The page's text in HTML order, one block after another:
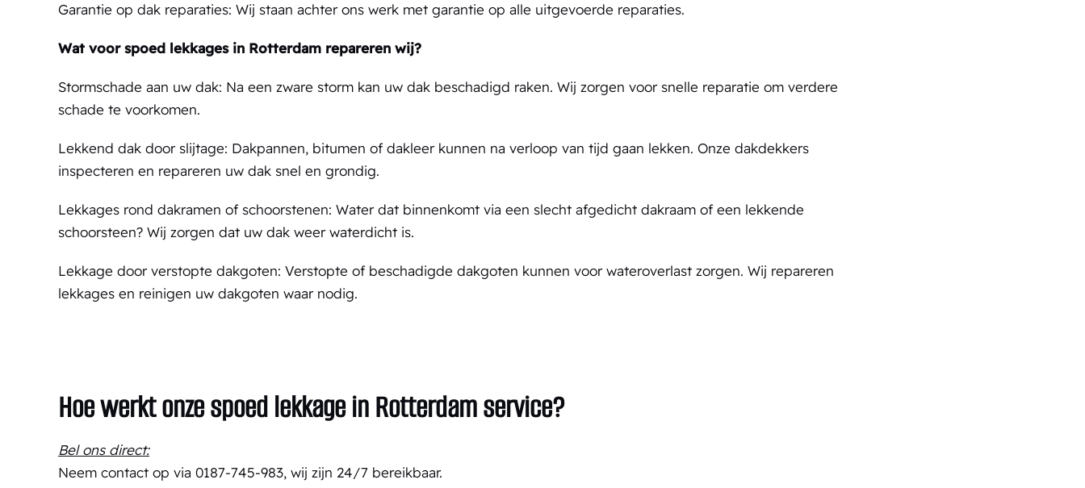
Garantie op dak reparaties: Wij staan achter ons werk met garantie op alle uitgevoerde reparaties.
Wat voor spoed lekkages in Rotterdam repareren wij?
Stormschade aan uw dak: Na een zware storm kan uw dak beschadigd raken. Wij zorgen voor snelle reparatie om verdere
schade te voorkomen.
Lekkend dak door slijtage: Dakpannen, bitumen of dakleer kunnen na verloop van tijd gaan lekken. Onze dakdekkers
inspecteren en repareren uw dak snel en grondig.
Lekkages rond dakramen of schoorstenen: Water dat binnenkomt via een slecht afgedicht dakraam of een lekkende
schoorsteen? Wij zorgen dat uw dak weer waterdicht is.
Lekkage door verstopte dakgoten: Verstopte of beschadigde dakgoten kunnen voor wateroverlast zorgen. Wij repareren
lekkages en reinigen uw dakgoten waar nodig.
Hoe werkt onze spoed lekkage in Rotterdam service?
Bel ons direct:
Neem contact op via 0187-745-983, wij zijn 24/7 bereikbaar.